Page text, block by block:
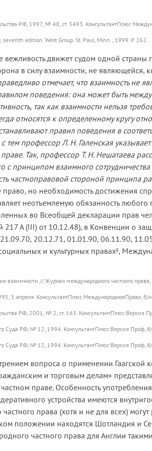
РФ, 1997, № 48, ст. 5493.
seventh edition. West Group. St. Paul, Minn., 1999. P. 262.
вежливость движет судом одной
в силу взаимности, не
отмечает, что взаимность не
поведения: она может быть
так как взаимности нельзя
относятся к определенному кругу
правил поведения в
с тем профессор Л. Н. Галенская
Так, профессор Т. Н. Нешатаева
с принципом взаимного
частноправовой стороной принципа
право, но необходимость достижения
неотъемлемую обязанность
во Всеобщей декларации прав
А (III) от 10.12.48), в Конвенции о
20.12.71, 01.01.90, 06.11.90,
и культурных правах8,
взаимности // Журнал международного частного
5 апреля. КонсультантПлюс:МеждународноеПраво,
РФ, 2001, № 2, ст. 163. КонсультантПлюс:Версия
Суда РФ, № 12, 1994. КонсультантПлюс:Версия Проф,
Суда РФ, № 12, 1994. КонсультантПлюс:Версия Проф,
вопроса о применении
и торговым делам»
праве. Особенность
устройства имеются
права (хотя и не для всех)
положении находятся Шотландия
частного права для Англии